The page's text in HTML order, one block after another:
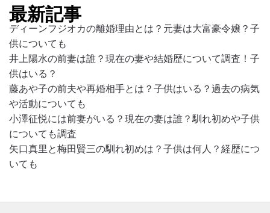
最新記事
ディーンフジオカの離婚理由とは？元妻は大富豪令嬢？子
供についても
井上陽水の前妻は誰？現在の妻や結婚歴について調査！子
供はいる？
藤あや子の前夫や再婚相手とは？子供はいる？過去の病気
や活動についても
小澤征悦には前妻がいる？現在の妻は誰？馴れ初めや子供
についても調査
矢口真里と梅田賢三の馴れ初めは？子供は何人？経歴につ
いても